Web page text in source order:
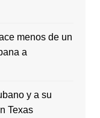
menos de un
a
y a su
Texas